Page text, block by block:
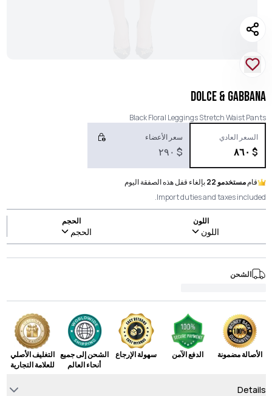
DOLCE & GABBANA
Black Floral Leggings Stretch Waist Pants
السعر العادي
$ ٨٦٠
سعر الأعضاء
$ ٢٩٠
قاممستخدمو 22
بإلغاء قفل هذه الصفقة اليوم
Import duties and taxes included.
اللون
اللون
الحجم
الحجم
الشحن
الأصالة مضمونة الدفع الآمن سهولة الإرجاع
الشحن إلى جميع
أنحاء العالم
التغليف الأصلي
للعلامة التجارية
Details